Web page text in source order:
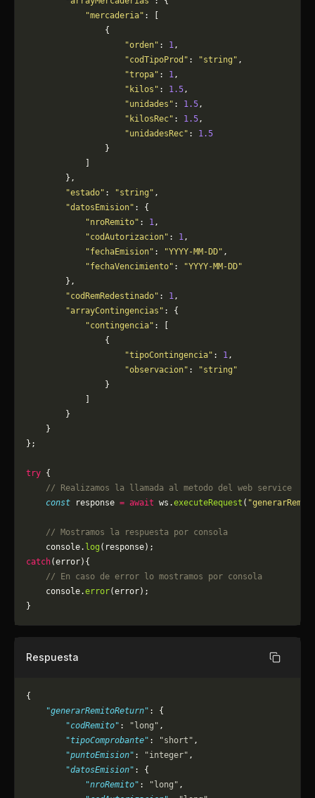
            "mercaderia"
: [
                {
                    "orden"
: 1,
                    "codTipoProd"
: "string" ,
                    "tropa"
: 1,
                    "kilos"
: 1.5,
                    "unidades"
: 1.5,
                    "kilosRec"
: 1.5,
                    "unidadesRec"
: 1.5
                }
        },
        "estado"
: "string" ,
        "datosEmision"
: {
            "nroRemito"
: 1,
            "codAutorizacion"
: 1,
            "fechaEmision"
: "YYYY-MM-DD" ,
            "fechaVencimiento"
:
"YYYY-MM-DD"
        },
        "codRemRedestinado"
: 1,
        "arrayContingencias"
: {
            "contingencia"
: [
                {
                    "tipoContingencia"
: 1,
                    "observacion"
:
"string"
                }
        }
    }
};
try {
    // Realizamos la llamada al metodo del web service
    const
response = await ws.executeRequest (
    // Mostramos la respuesta por consola
    console.
log (response);
catch(error){
    // En caso de error lo mostramos por consola
	console.
error(error);
}
Respuesta Copiar
{
    "generarRemitoReturn"
: {
        "codRemito"
: "long" ,
        "tipoComprobante"
: "short" ,
        "puntoEmision"
: "integer" ,
        "datosEmision"
: {
            "nroRemito"
: "long" ,